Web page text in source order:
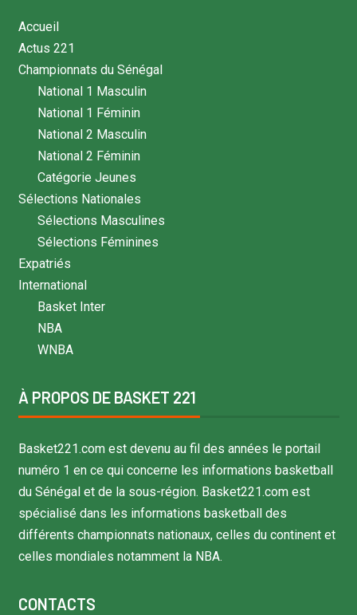
Accueil
Actus 221
Championnats du Sénégal
National 1 Masculin
National 1 Féminin
National 2 Masculin
National 2 Féminin
Catégorie Jeunes
Sélections Nationales
Sélections Masculines
Sélections Féminines
Expatriés
International
Basket Inter
NBA
WNBA
À PROPOS DE BASKET 221
Basket221.com est devenu au fil des années le portail
numéro 1 en ce qui concerne les informations basketball
du Sénégal et de la sous-région. Basket221.com est
spécialisé dans les informations basketball des
différents championnats nationaux, celles du continent et
celles mondiales notamment la NBA.
CONTACTS